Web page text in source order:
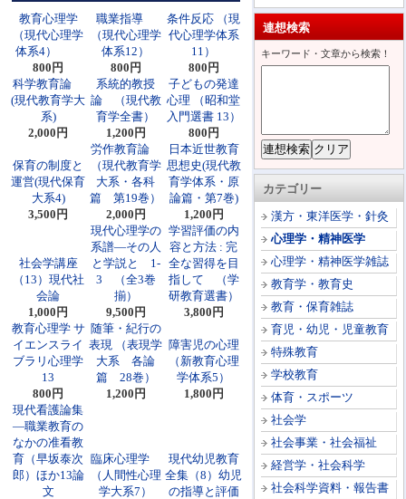
連想検索
キーワード・文章から検索！
カテゴリー
漢方・東洋医学・針灸
心理学・精神医学
心理学・精神医学雑誌
教育学・教育史
教育・保育雑誌
育児・幼児・児童教育
特殊教育
学校教育
体育・スポーツ
社会学
社会事業・社会福祉
経営学・社会科学
社会科学資料・報告書
教育心理学
（現代心理学
体系4）
800円
職業指導
（現代心理学
体系12）
800円
条件反応 （現
代心理学体系
11）
800円
科学教育論
(現代教育学大
系)
2,000円
系統的教授
論 （現代教
育学全書）
1,200円
子どもの発達
心理 （昭和堂
入門選書 13）
800円
保育の制度と
運営(現代保育
大系4)
3,500円
労作教育論
（現代教育学
大系・各科
篇 第19巻）
2,000円
日本近世教育
思想史(現代教
育学体系・原
論篇・第7巻)
1,200円
社会学講座
（13）現代社
会論
1,000円
現代心理学の
系譜―その人
と学説と 1-
3 （全3巻
揃）
9,500円
学習評価の内
容と方法 : 完
全な習得を目
指して （学
研教育選書）
3,800円
教育心理学 サ
イエンスライ
ブラリ心理学
13
800円
随筆・紀行の
表現 （表現学
大系 各論
篇 28巻）
1,200円
障害児の心理
（新教育心理
学体系5）
1,800円
現代看護論集
―職業教育の
なかの准看教
育（早坂泰次
郎）ほか13論
文
臨床心理学
（人間性心理
学大系7）
現代幼児教育
全集（8）幼児
の指導と評価